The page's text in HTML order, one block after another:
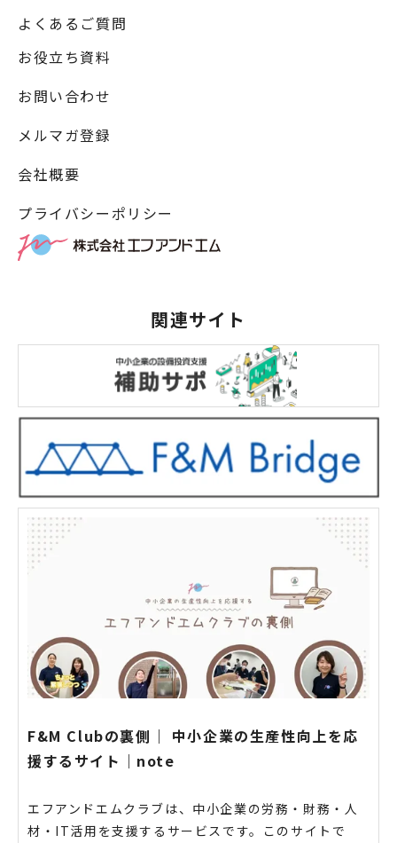
よくあるご質問
お役立ち資料
お問い合わせ
メルマガ登録
会社概要
プライバシーポリシー
関連サイト
F&M Clubの裏側｜ 中小企業の生産性向上を応
援するサイト｜note
エフアンドエムクラブは、中小企業の労務・財務・人
材・IT活用を支援するサービスです。このサイトで